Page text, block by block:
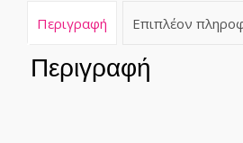
Περιγραφή Επιπλέον
Περιγραφή